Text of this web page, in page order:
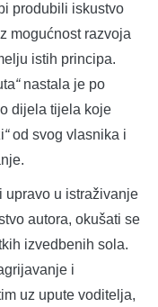
produbili iskustvo
mogućnost razvoja
istih principa.
“ nastala je po
dijela tijela koje
“od svog vlasnika i
upravo u istraživanje
autora, okušati se
izvedbenih sola.
i
uz upute voditelja,